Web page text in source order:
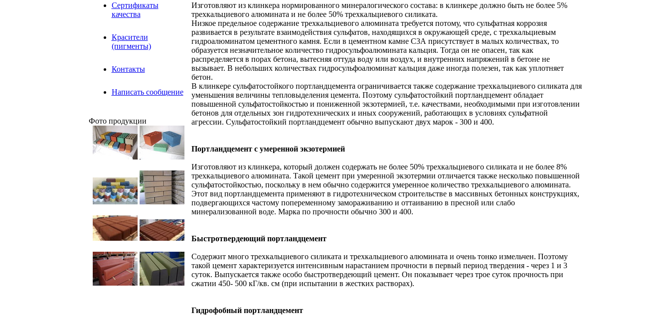
Сертификаты
качества
Красители
(пигменты)
Контакты
Написать сообщение
Фото продукции
Изготовляют из клинкера нормированного минералогического состава: в клинкере должно быть не более 5%
трехкальциевого алюмината и не более 50% трехкальциевого силиката.
Низкое предельное содержание трехкальциевого алюмината требуется потому, что сульфатная коррозия
развивается в результате взаимодействия сульфатов, находящихся в окружающей среде, с трехкальциевым
гидроалюминатом цементного камня. Если в цементном камне С3А присутствует в малых количествах, то
образуется незначительное количество гидросульфоалюмината кальция. Тогда он не опасен, так как
распределяется в порах бетона, вытесняя оттуда воду или воздух, и внутренних напряжений в бетоне не
вызывает. В небольших количествах гидросульфоалюминат кальция даже иногда полезен, так как уплотняет
бетон.
В клинкере сульфатостойкого портландцемента ограничивается также содержание трехкальциевого силиката для
уменьшения величины тепловыделения цемента. Поэтому сульфатостойкий портландцемент обладает
повышенной сульфатостойкостью и пониженной экзотермией, т.е. качествами, необходимыми при изготовлении
бетонов для отдельных зон гидротехнических и иных сооружений, работающих в условиях сульфатной
агрессии. Сульфатостойкий портландцемент обычно выпускают двух марок - 300 и 400.
Портландцемент с умеренной экзотермией
Изготовляют из клинкера, который должен содержать не более 50% трехкальциевого силиката и не более 8%
трехкальциевого алюмината. Такой цемент при умеренной экзотермии отличается также несколько повышенной
сульфатостойкостью, поскольку в нем обычно содержится умеренное количество трехкальциевого алюмината.
Этот вид портландцемента применяют в гидротехническом строительстве в массивных бетонных конструкциях,
подвергающихся частому попеременному замораживанию и оттаиванию в пресной или слабо
минерализованной воде. Марка по прочности обычно 300 и 400.
Быстротвердеющий портландцемент
Содержит много трехкальциевого силиката и трехкальциевого алюмината и очень тонко измельчен. Поэтому
такой цемент характеризуется интенсивным нарастанием прочности в первый период твердения - через 1 и 3
суток. Выпускается также особо быстротвердеющий цемент. Он показывает через трое суток прочность при
сжатии 450- 500 кГ/кв. см (при испытании в жестких растворах).
Гидрофобный портландцемент